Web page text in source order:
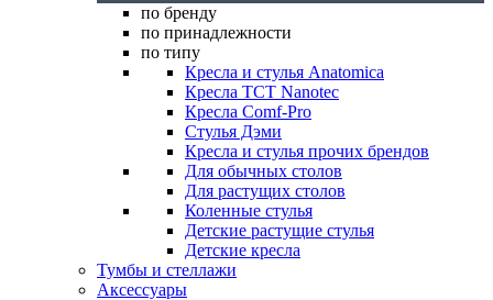
по бренду
по принадлежности
по типу
Кресла и стулья Anatomica
Кресла TCT Nanotec
Кресла Comf-Pro
Стулья Дэми
Кресла и стулья прочих брендов
Для обычных столов
Для растущих столов
Коленные стулья
Детские растущие стулья
Детские кресла
Тумбы и стеллажи
Аксессуары